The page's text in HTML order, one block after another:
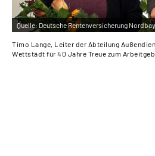
Quelle: Deutsche Rentenversicherung
Timo Lange, Leiter der Abteilung
Wettstädt für 40 Jahre Treue zum